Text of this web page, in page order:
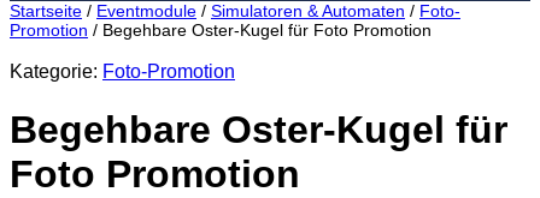
Startseite / Eventmodule / Simulatoren & Automaten / Foto-
Promotion / Begehbare Oster-Kugel für Foto Promotion
Kategorie: Foto-Promotion
Begehbare Oster-Kugel für
Foto Promotion